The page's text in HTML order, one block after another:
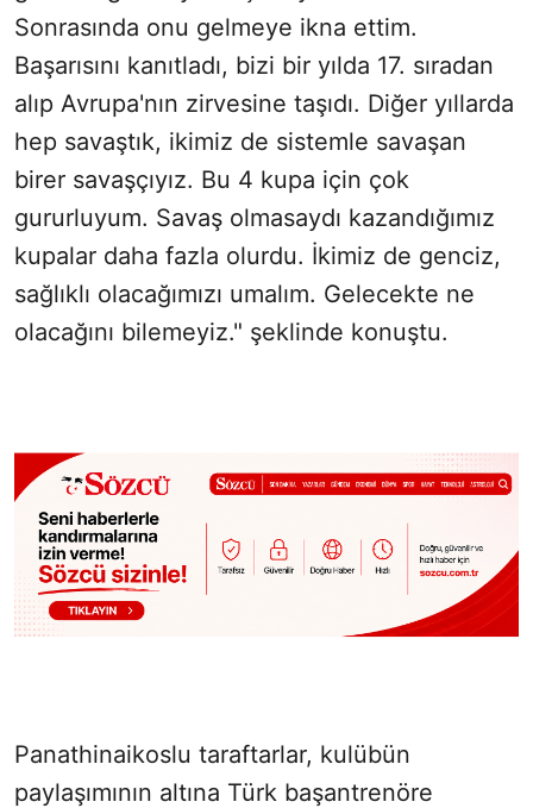
Sonrasında onu gelmeye ikna ettim.
Başarısını kanıtladı, bizi bir yılda 17. sıradan
alıp Avrupa'nın zirvesine taşıdı. Diğer yıllarda
hep savaştık, ikimiz de sistemle savaşan
birer savaşçıyız. Bu 4 kupa için çok
gururluyum. Savaş olmasaydı kazandığımız
kupalar daha fazla olurdu. İkimiz de genciz,
sağlıklı olacağımızı umalım. Gelecekte ne
olacağını bilemeyiz." şeklinde konuştu.
Panathinaikoslu taraftarlar, kulübün
paylaşımının altına Türk başantrenöre